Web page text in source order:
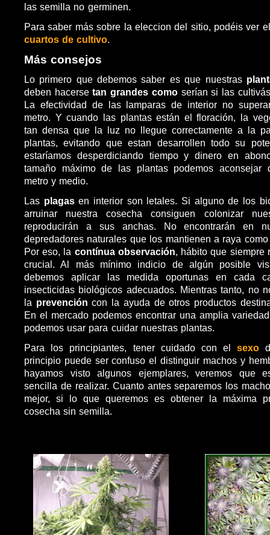
las semilla no germinen.
Para saber más sobre la eleccion del sitio, podéis ver
cuartos de cultivo.
Más consejos
Lo primero que debemos saber es que nuestras
deben hacersetan grandes como serían si las
La efectividad de las lamparas de interior no
metro. Y cuando las plantas están el floración, la
tan densa que la luz no llegue correctamente a la
plantas, evitando que estan desarrollen todo su
estaríamos desperdiciando tiempo y dinero en
tamaño máximo de las plantas podemos
metro y medio.
Las plagasen interior son letales. Si alguno de los
arruinar nuestra cosecha consiguen colonizar
reproducirán a sus anchas. No encontrarán en
depredadores naturales que los mantienen a raya
Por eso, la contínua observación, hábito que siempre
crucial. Al más mínimo indicio de algún posible
debemos aplicar las medida oportunas en cada
insecticidas biológicos adecuados. Mientras tanto, no
la prevencióncon la ayuda de otros productos
En el mercado podemos encontrar una amplia
podemos usar para cuidar nuestras plantas.
Para los principiantes, tener cuidado con elsexo
principio puede ser confuso el distinguir machos y
hayamos visto algunos ejemplares, veremos que
sencilla de realizar. Cuanto antes separemos los
mejor, si lo que queremos es obtener la máxima
cosecha sin semilla.